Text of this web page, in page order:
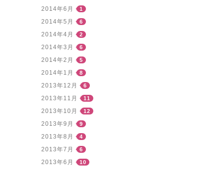
2014年6月 1
2014年5月 6
2014年4月 2
2014年3月 6
2014年2月 5
2014年1月 8
2013年12月 6
2013年11月 11
2013年10月 12
2013年9月 9
2013年8月 4
2013年7月 6
2013年6月 10